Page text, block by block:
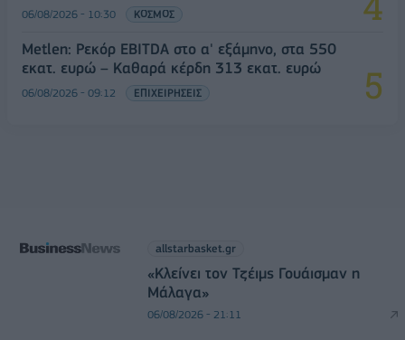
06/08/2026 - 10:30 ΚΟΣΜΟΣ
Metlen: Ρεκόρ EBITDA στο α' εξάμηνο, στα 550
εκατ. ευρώ – Καθαρά κέρδη 313 εκατ. ευρώ
06/08/2026 - 09:12 ΕΠΙΧΕΙΡΗΣΕΙΣ
allstarbasket.gr
«Κλείνει τον Τζέιμς Γουάισμαν η
Μάλαγα»
06/08/2026 - 21:11